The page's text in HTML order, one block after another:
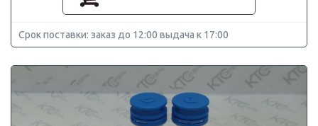
Срок поставки: заказ до 12:00 выдача к 17:00